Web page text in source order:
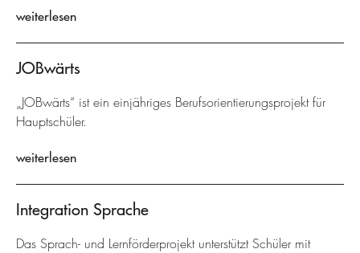
weiterlesen
JOBwärts
„JOBwärts“ ist ein einjähriges Berufsorientierungsprojekt für
Hauptschüler.
weiterlesen
Integration Sprache
Das Sprach- und Lernförderprojekt unterstützt Schüler mit